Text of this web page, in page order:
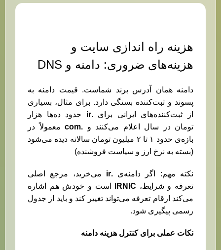
هزینه راه اندازی سایت و
هزینه‌های ضروری: دامنه و DNS
دامنه همان آدرس برند شماست. قیمت دامنه به
پسوند و ثبت‌کننده بستگی دارد. برای مثال، بسیاری
از ثبت‌کننده‌های ایرانی برای.ir
حدود ده‌ها هزار
تومان در سال اعلام می‌کنند و .com
معمولاً در
بازه‌ی حدود ۱ تا ۲ میلیون تومان سالانه دیده می‌شود
(بسته به نرخ ارز و سیاست فروشنده)
نکته مهم: اگر دامنه‌ی.ir
می‌خرید، مرجع اصلی
تعرفه و شرایط، IRNIC
است و خودش هم اشاره
می‌کند ارقام تعرفه می‌تواند تغییر کند و باید از جدول
رسمی پیگیری شود.
نکات عملی برای کنترل هزینه دامنه